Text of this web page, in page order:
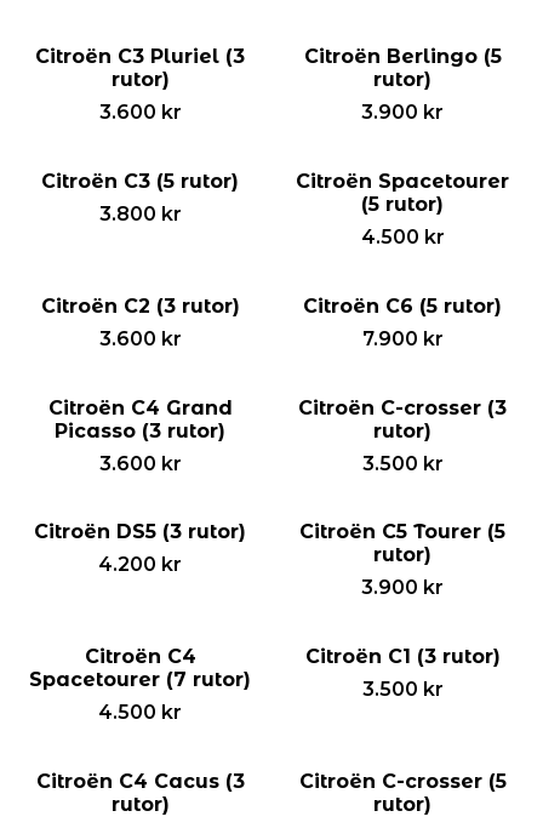
Citroën C3 Pluriel (3
rutor)
3.600 kr
Citroën Berlingo (5
rutor)
3.900 kr
Citroën C3 (5 rutor)
3.800 kr
Citroën Spacetourer
(5 rutor)
4.500 kr
Citroën C2 (3 rutor)
3.600 kr
Citroën C6 (5 rutor)
7.900 kr
Citroën C4 Grand
Picasso (3 rutor)
3.600 kr
Citroën C-crosser (3
rutor)
3.500 kr
Citroën DS5 (3 rutor)
4.200 kr
Citroën C5 Tourer (5
rutor)
3.900 kr
Citroën C4
Spacetourer (7 rutor)
4.500 kr
Citroën C1 (3 rutor)
3.500 kr
Citroën C4 Cacus (3
rutor)
Citroën C-crosser (5
rutor)